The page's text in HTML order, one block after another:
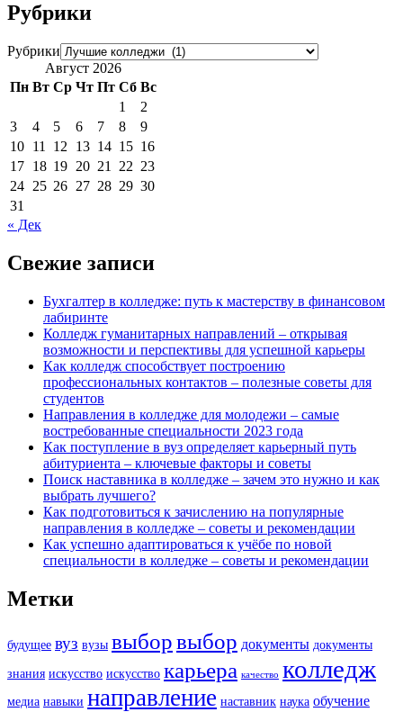
Рубрики
Рубрики
Август 2026
Пн Вт Ср Чт Пт Сб Вс
1
2
3
4 5 6 7 8
9
10 11 12 13 14 15 16
17 18 19 20 21 22 23
24 25 26 27 28 29 30
31
« Дек
Свежие записи
Бухгалтер в колледже: путь к мастерству в финансовом
лабиринте
Колледж гуманитарных направлений – открывая
возможности и перспективы для успешной карьеры
Как колледж способствует построению
профессиональных контактов – полезные советы для
студентов
Направления в колледже для молодежи – самые
востребованные специальности 2023 года
Как поступление в вуз определяет карьерный путь
абитуриента – ключевые факторы и советы
Поиск наставника в колледже – зачем это нужно и как
выбрать лучшего?
Как подготовиться к зачислению на популярные
направления в колледже – советы и рекомендации
Как успешно адаптироваться к учёбе по новой
специальности в колледже – советы и рекомендации
Метки
будущее вуз вузы выборвыбор документы документы
знания искусство искусство карьера качество колледж
медиа навыки направление наставник наука обучение